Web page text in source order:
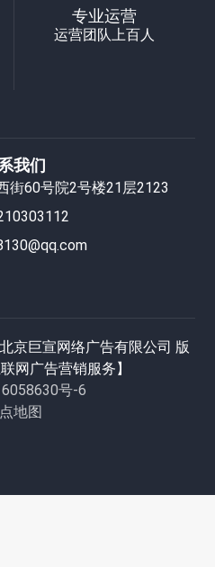
专业运营
运营团队上百人
我们
街60号院2号楼21层2123
京巨宣网络广告有限公司 版
网广告营销服务】
号-6
地图